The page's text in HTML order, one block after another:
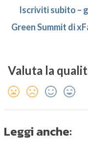
Iscriviti subito –
Green Summit di
Valuta la
Leggi anche: